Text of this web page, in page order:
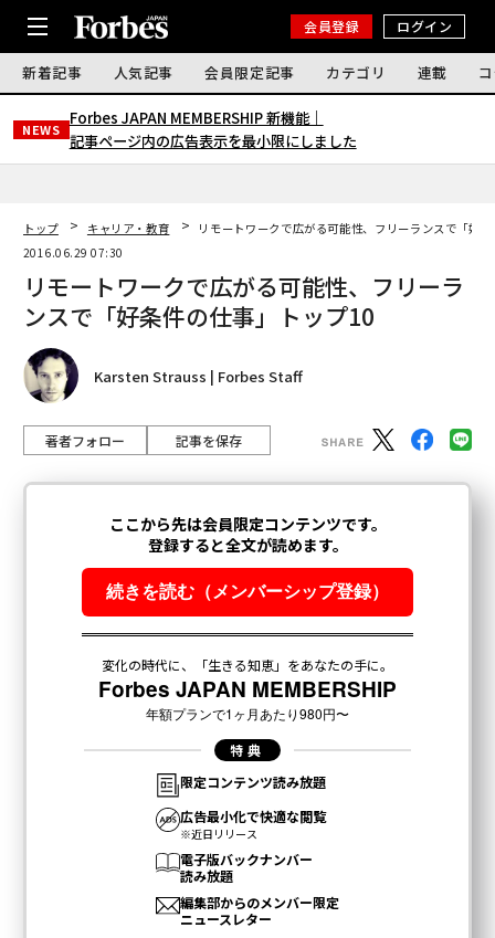
会員登録 ログイン
新着記事 人気記事 会員限定記事 カテゴリ 連載
NEWS
Forbes JAPAN MEMBERSHIP 新機能｜
記事ページ内の広告表示を最小限にしました
トップ キャリア・教育
リモートワークで広がる可能性、フリーランスで「好
2016.06.29 07:30
リモートワークで広がる可能性、フリーラ
ンスで「好条件の仕事」トップ10
Karsten Strauss | Forbes Staff
著者フォロー 記事を保存